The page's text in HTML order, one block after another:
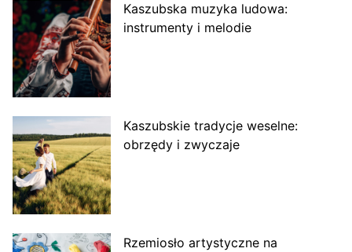
Kaszubska muzyka ludowa:
instrumenty i melodie
Kaszubskie tradycje weselne:
obrzędy i zwyczaje
Rzemiosło artystyczne na